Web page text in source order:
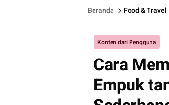
Beranda Food & Travel
Konten dari Pengguna
Cara
Empuk